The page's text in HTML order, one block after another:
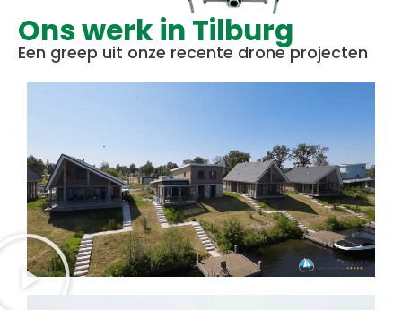
Ons werk in Tilburg
Een greep uit onze recente drone projecten